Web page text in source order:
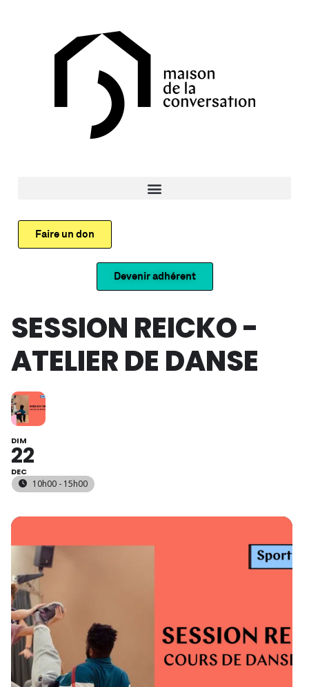
Faire un don
Devenir adhérent
SESSION REICKO -
ATELIER DE DANSE
DIM
22
DEC
10h00 - 15h00